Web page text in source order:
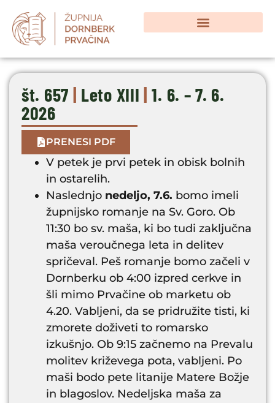
št. 657 | Leto XIII|1. 6. – 7. 6.
2026
PRENESI PDF
V petek je prvi petek in obisk bolnih
in ostarelih.
Naslednjo nedeljo, 7.6. bomo imeli
župnijsko romanje na Sv. Goro. Ob
11:30 bo sv. maša, ki bo tudi zaključna
maša veroučnega leta in delitev
spričeval. Peš romanje bomo začeli v
Dornberku ob 4:00 izpred cerkve in
šli mimo Prvačine ob marketu ob
4.20. Vabljeni, da se pridružite tisti, ki
zmorete doživeti to romarsko
izkušnjo. Ob 9:15 začnemo na Prevalu
molitev križevega pota, vabljeni. Po
maši bodo pete litanije Matere Božje
in blagoslov. Nedeljska maša za